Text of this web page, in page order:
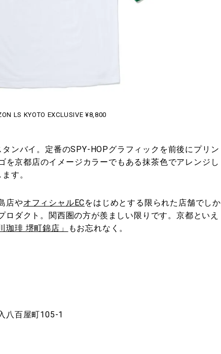
LS KYOTO EXCLUSIVE ¥8,800
ンバイ。定番のSPY-HOPグラフィックを前後にプリン
を京都店のイメージカラーでもある抹茶色でアレンジし
す。
店やオフィシャルECをはじめとする限られた店舗でしか
ロダクト。関西圏の方が羨ましい限りです。京都といえ
珈琲 堺町錦店」 もお忘れなく。
八百屋町105-1